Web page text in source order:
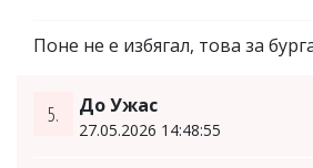
Поне не е избягал, това за
5. До Ужас
27.05.2026 14:48:55